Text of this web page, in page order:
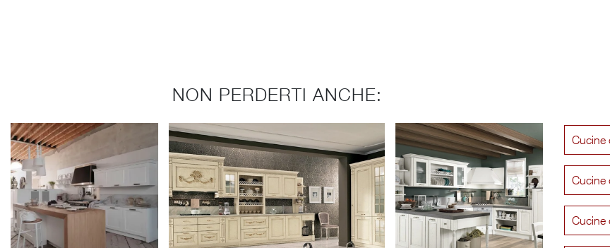
NON PERDERTI ANCHE:
Cucine
Cucine
Cucine